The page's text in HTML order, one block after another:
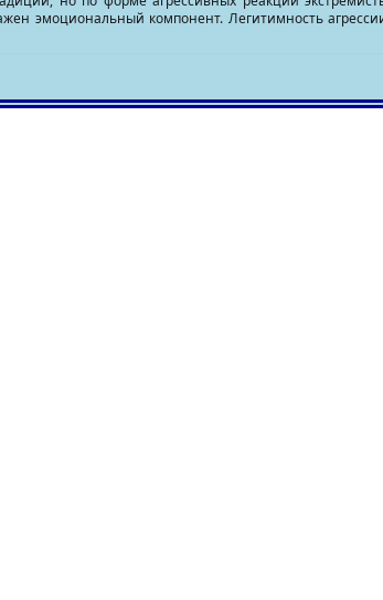
эмоциональный компонент. Легитимность